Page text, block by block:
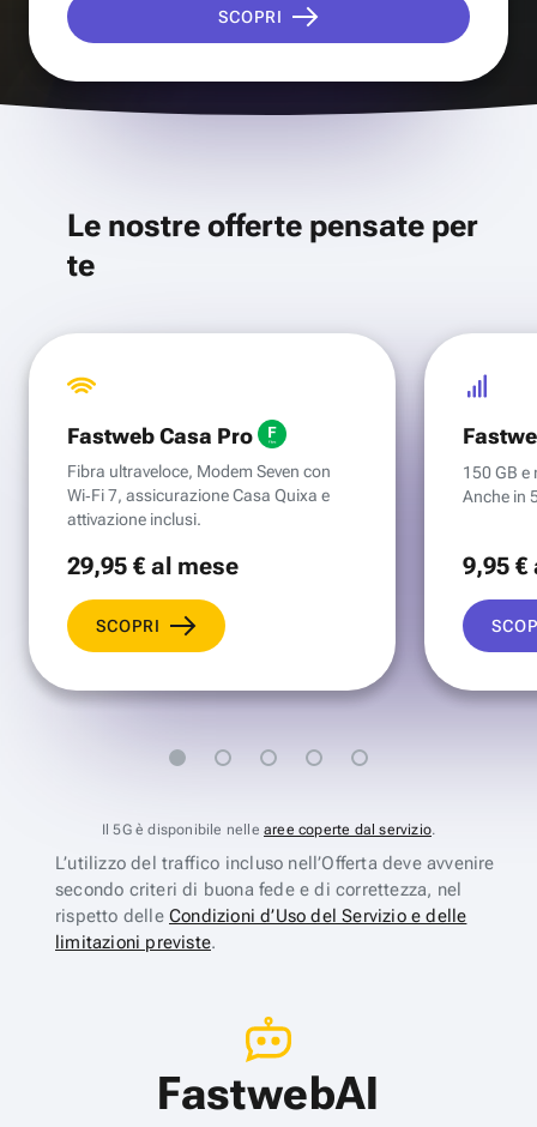
SCOPRI
Le nostre offerte pensate per
te
Fastweb Casa Pro
Fibra ultraveloce, Modem Seven con
Wi‑Fi 7, assicurazione Casa Quixa e
attivazione inclusi.
29,95 €al mese
SCOPRI
150 GB e
Anche in
9,95 €
Il 5G è disponibile nelle aree coperte dal servizio.
L’utilizzo del traffico incluso nell’Offerta deve avvenire
secondo criteri di buona fede e di correttezza, nel
rispetto delle Condizioni d’Uso del Servizio e delle
limitazioni previste.
FastwebAI